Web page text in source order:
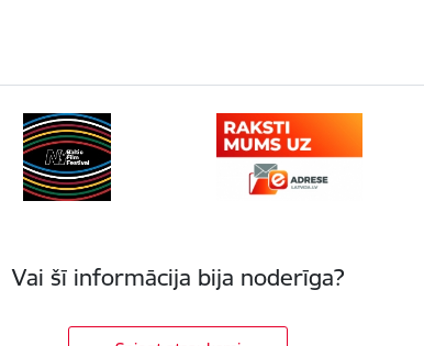
Vai šī informācija bija noderīga?